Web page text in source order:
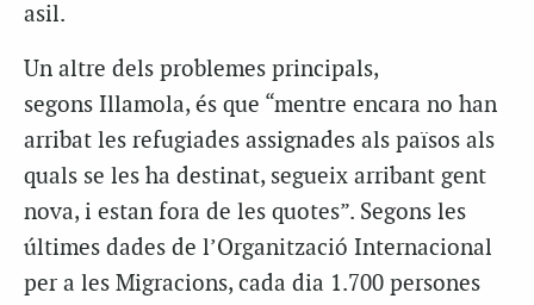
asil.
Un altre dels problemes principals,
segons Illamola, és que “mentre encara no han
arribat les refugiades assignades als països als
quals se les ha destinat, segueix arribant gent
nova, i estan fora de les quotes”. Segons les
últimes dades de l’Organització Internacional
per a les Migracions, cada dia 1.700 persones